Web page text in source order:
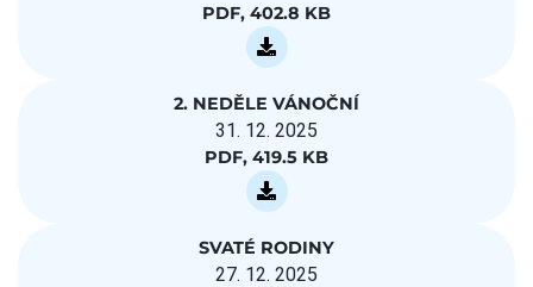
PDF, 402.8 KB
2. NEDĚLE VÁNOČNÍ
31. 12. 2025
PDF, 419.5 KB
SVATÉ RODINY
27. 12. 2025